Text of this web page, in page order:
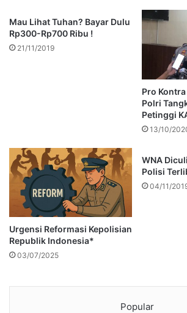
Mau Lihat Tuhan? Bayar Dulu
Rp300-Rp700 Ribu !
21/11/2019
Pro
Polri
Petinggi
13/10/
Urgensi Reformasi Kepolisian
Republik Indonesia*
03/07/2025
WNA
Polisi
04/11/
Popular